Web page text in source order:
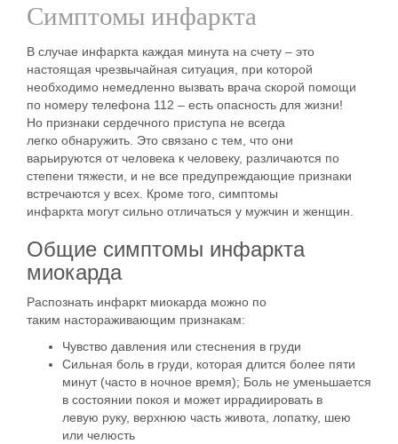
Симптомы инфаркта
В случае инфаркта каждая минута на счету – это
настоящая чрезвычайная ситуация, при которой
необходимо немедленно вызвать врача скорой помощи
по номеру телефона 112 – есть опасность для жизни!
Но признаки сердечного приступа не всегда
легко обнаружить. Это связано с тем, что они
варьируются от человека к человеку, различаются по
степени тяжести, и не все предупреждающие признаки
встречаются у всех. Кроме того, симптомы
инфаркта могут сильно отличаться у мужчин и женщин.
Общие симптомы инфаркта
миокарда
Распознать инфаркт миокарда можно по
таким настораживающим признакам:
Чувство давления или стеснения в груди
Сильная боль в груди, которая длится более пяти
минут (часто в ночное время); Боль не уменьшается
в состоянии покоя и может иррадиировать в
левую руку, верхнюю часть живота, лопатку, шею
или челюсть